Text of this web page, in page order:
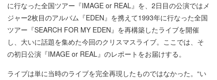
に行なった全国ツアー『IMAGE or REAL』を、2日目の公演ではメ
ジャー2枚目のアルバム『EDEN』を携えて1993年に行なった全国
ツアー『SEARCH FOR MY EDEN』を再構築したライブを開催
し、大いに話題を集めた今回のクリスマスライブ。ここでは、そ
の初日公演『IMAGE or REAL』のレポートをお届けする。
ライブは単に当時のライブを完全再現したものではなかった。“い